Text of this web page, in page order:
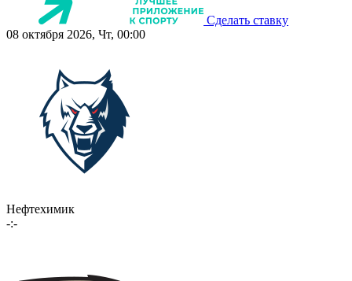
Сделать ставку
08 октября 2026, Чт, 00:00
Нефтехимик
-:-